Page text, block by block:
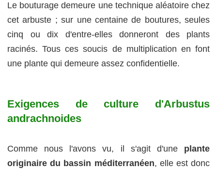
Le bouturage demeure une technique aléatoire chez
cet arbuste ; sur une centaine de boutures, seules
cinq ou dix d'entre-elles donneront des plants
racinés. Tous ces soucis de multiplication en font
une plante qui demeure assez confidentielle.
Exigences de culture d'Arbustus
andrachnoides
Comme nous l'avons vu, il s'agit d'une plante
originaire du bassin méditerranéen, elle est donc